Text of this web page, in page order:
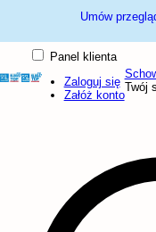
Umów
Panel klienta
Zaloguj się
Załóż konto
Twój